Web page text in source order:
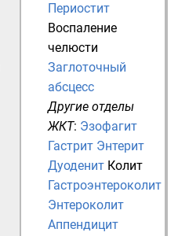
Периостит
Воспаление
челюсти
Заглоточный
абсцесс
Другие отделы
ЖКТ: Эзофагит
Гастрит Энтерит
Дуоденит Колит
Гастроэнтероколит
Энтероколит
Аппендицит